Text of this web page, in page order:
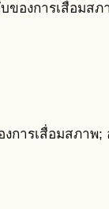
องการเสื่อมส
การเสื่อมสภาพ;